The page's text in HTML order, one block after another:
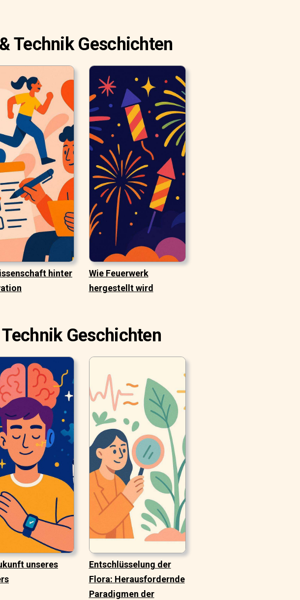
Technik Geschichten
hinter
Wie Feuerwerk
hergestellt wird
Geschichten
unseres
Entschlüsselung der
Flora: Herausfordernde
Paradigmen der